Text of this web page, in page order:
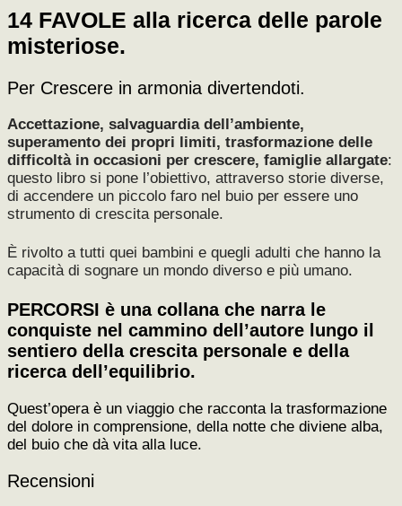
14 FAVOLE alla ricerca delle parole
misteriose.
Per Crescere in armonia divertendoti.
Accettazione, salvaguardia dell’ambiente,
superamento dei propri limiti, trasformazione delle
difficoltà in occasioni per crescere, famiglie allargate:
questo libro si pone l’obiettivo, attraverso storie diverse,
di accendere un piccolo faro nel buio per essere uno
strumento di crescita personale.
È rivolto a tutti quei bambini e quegli adulti che hanno la
capacità di sognare un mondo diverso e più umano.
PERCORSI è una collana che narra le
conquiste nel cammino dell’autore lungo il
sentiero della crescita personale e della
ricerca dell’equilibrio.
Quest’opera è un viaggio che racconta la trasformazione
del dolore in comprensione, della notte che diviene alba,
del buio che dà vita alla luce.
Recensioni